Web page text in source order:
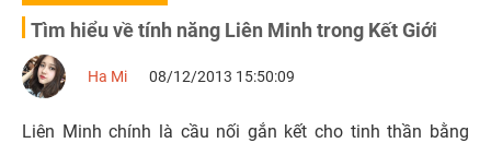
Tìm hiểu về tính năng Liên Minh trong Kết Giới
Ha Mi 08/12/2013 15:50:09
Liên Minh chính là cầu nối gắn kết cho tinh thần bằng